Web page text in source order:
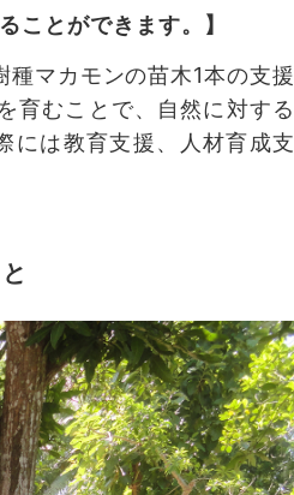
ことができます。】
マカモンの苗木1本の支援
育むことで、自然に対する
には教育支援、人材育成支